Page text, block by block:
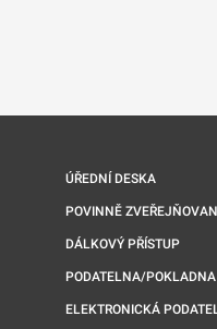
ÚŘEDNÍ DESKA
POVINNĚ
DÁLKOVÝ PŘÍSTUP
PODATELNA/POKLADNA
ELEKTRONICKÁ